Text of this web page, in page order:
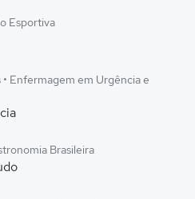
Esportiva
Enfermagem em Urgência e
Brasileira